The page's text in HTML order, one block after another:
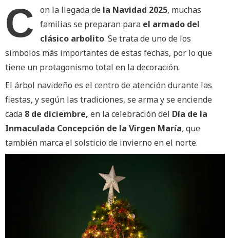
C on la llegada de la Navidad 2025, muchas
familias se preparan para el armado del
clásico arbolito. Se trata de uno de los
símbolos más importantes de estas fechas, por lo que
tiene un protagonismo total en la decoración.
El árbol navideño es el centro de atención durante las
fiestas, y según las tradiciones, se arma y se enciende
cada 8 de diciembre, en la celebración del Día de la
Inmaculada Concepción de la Virgen María,que
también marca el solsticio de invierno en el norte.